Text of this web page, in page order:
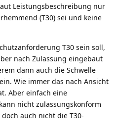
Leistungsbeschreibung nur
(T30) sei und keine
T30 sein soll,
nach Zulassung eingebaut
dann auch die Schwelle
Wie immer das nach Ansicht
Aber einfach eine
nicht zulassungskonform
auch nicht die T30-